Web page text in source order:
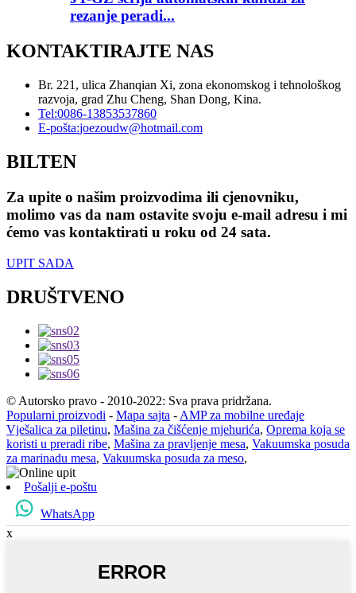
rezanje peradi...
KONTAKTIRAJTE NAS
Br. 221, ulica Zhanqian Xi, zona ekonomskog i tehnološkog
razvoja, grad Zhu Cheng, Shan Dong, Kina.
Tel:0086-13853537860
E-pošta:joezoudw@hotmail.com
BILTEN
Za upite o našim proizvodima ili cjenovniku,
molimo vas da nam ostavite svoju e-mail adresu i mi
ćemo vas kontaktirati u roku od 24 sata.
UPIT SADA
DRUŠTVENO
© Autorsko pravo - 2010-2022: Sva prava pridržana.
Popularni proizvodi - Mapa sajta - AMP za mobilne uređaje
Vješalica za piletinu, Mašina za čišćenje mjehurića, Oprema koja se
koristi u preradi ribe, Mašina za pravljenje mesa, Vakuumska posuda
za marinadu mesa, Vakuumska posuda za meso,
Pošalji e-poštu
WhatsApp
x